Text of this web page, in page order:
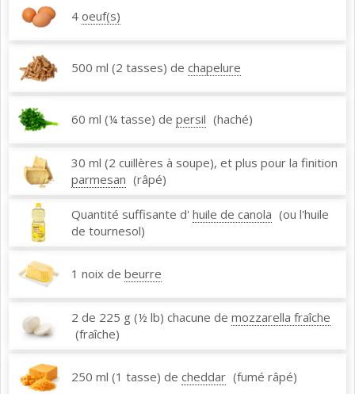
4 oeuf(s)
500 ml (2 tasses) de chapelure
60 ml (¼ tasse) de persil (haché)
30 ml (2 cuillères à soupe), et plus pour la finition
parmesan (râpé)
Quantité suffisante d' huile de canola (ou l'huile
de tournesol)
1 noix de beurre
2 de 225 g (½ lb) chacune de mozzarella fraîche
(fraîche)
250 ml (1 tasse) de cheddar (fumé râpé)